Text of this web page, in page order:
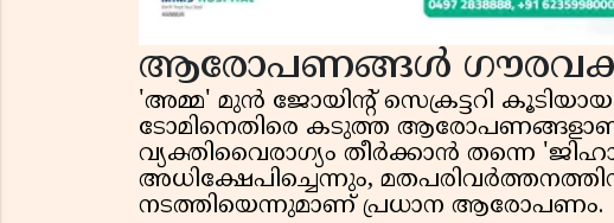
ആരോപണങ്ങൾ
'അമ്മ' മുൻ ജോയിൻ്റ് സെക്രട്ടറി
ടോമിനെതിരെ കടുത്ത ആരോപണങ്ങളാണ്
വ്യക്തിവൈരാഗ്യം തീർക്കാൻ തന്നെ
അധിക്ഷേപിച്ചെന്നും,
നടത്തിയെന്നുമാണ് പ്രധാന ആരോപണം.